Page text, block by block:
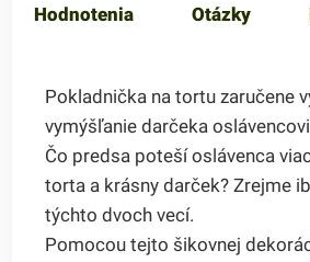
Hodnotenia Otázky
Pokladnička na tortu zaručene
vymýšľanie darčeka
Čo predsa poteší oslávenca
torta a krásny darček? Zrejme
týchto dvoch vecí.
Pomocou tejto šikovnej